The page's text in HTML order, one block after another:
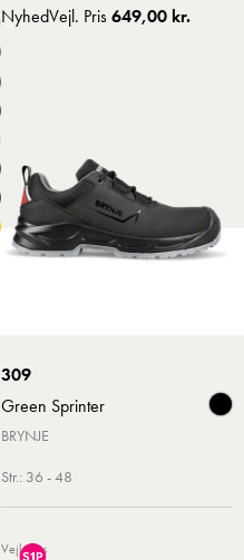
NyhedVejl. Pris649,00 kr.
309
Green Sprinter
BRYNJE
Str.: 36 - 48
Vejl. Pris